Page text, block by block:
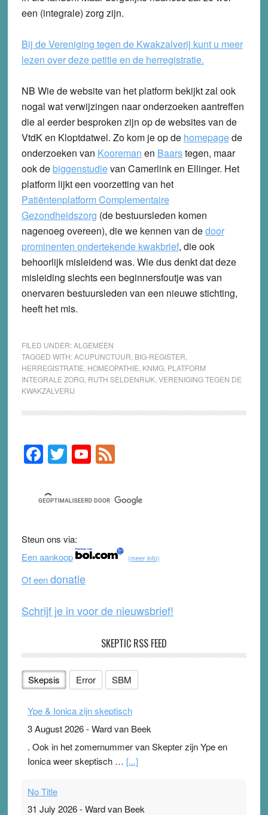
een (integrale) zorg zijn.
Bij de Vereniging tegen de Kwakzalverij kunt u meer
lezen over deze petitie en de herregistratie.
NB Wie de website van het platform bekijkt zal ook
nogal wat verwijzingen naar onderzoeken aantreffen
die al eerder besproken zijn op de websites van de
VtdK en Kloptdatwel. Zo kom je op de homepagede
onderzoeken van Kooreman en Baarstegen, maar
ook de biggenstudievan Camerlink en Ellinger. Het
platform lijkt een voorzetting van het
Patiëntenplatform Complementaire
Gezondheidszorg (de bestuursleden komen
nagenoeg overeen), die we kennen van dedoor
prominenten ondertekende kwakbrief, die ook
behoorlijk misleidend was. Wie dus denkt dat deze
misleiding slechts een beginnersfoutje was van
onervaren bestuursleden van een nieuwe stichting,
heeft het mis.
FILED UNDER:ALGEMEEN
TAGGED WITH:ACUPUNCTUUR BIG-REGISTER
HERREGISTRATIE HOMEOPATHIE KNMG, PLATFORM
INTEGRALE ZORG, RUTH SELDENRIJK, VERENIGING TEGEN DE
KWAKZALVERIJ
Primary
Sidebar
F
a
c
e
b
o
o
k
T
wi
tt
er
Y
o
u
T
b
e
F
e
d
Steun ons via:
Een aankoop
(meer info)
Of eendonatie
Schrijf je in voor de nieuwsbrief!
SKEPTIC RSS FEED
Skepsis Error SBM
Ype & Ionica zijn skeptisch
3 August 2026-Ward van Beek
. Ook in het zomernummer van Skepter zijn Ype en
Ionica weer skeptisch … [...]
No Title
31 July 2026-Ward van Beek